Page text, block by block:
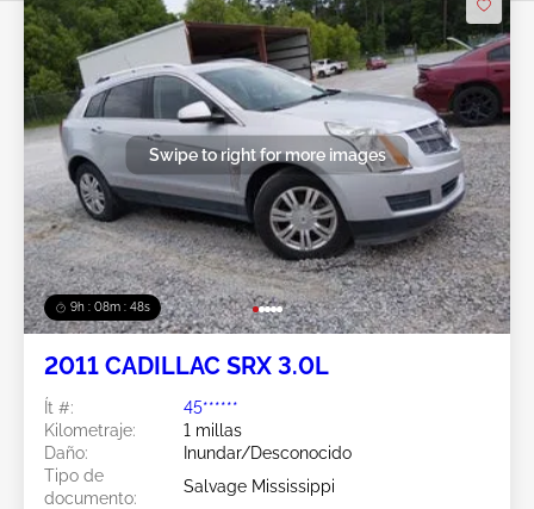
9h : 08m : 45s
Swipe to right for more images
2011 CADILLAC SRX 3.0L
Ít #:
45******
Kilometraje:
1 millas
Daño:
Inundar/Desconocido
Tipo de
documento:
Salvage Mississippi